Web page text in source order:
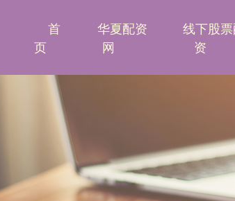
首
页
华夏配资
网
线下股
资